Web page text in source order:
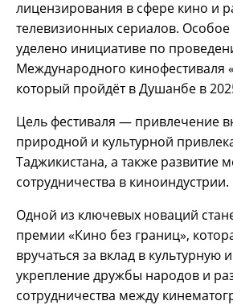
лицензирования в сфере кино и
телевизионных сериалов.
уделено инициативе по
Международного кинофестиваля
который пройдёт в Душанбе в
Цель фестиваля — привлечение
природной и культурной
Таджикистана, а также развитие
сотрудничества в киноиндустрии.
Одной из ключевых новаций
премии «Кино без границ»,
вручаться за вклад в культурную
укрепление дружбы народов и
сотрудничества между